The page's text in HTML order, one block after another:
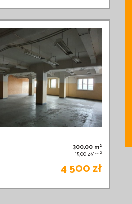
300,00 m2
15,00 zł/m2
4 500 zł